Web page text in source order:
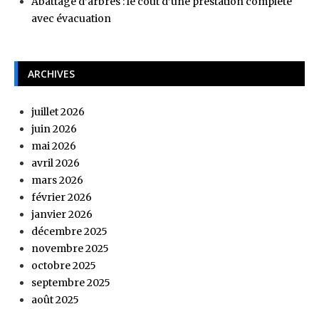
avec évacuation
ARCHIVES
juillet 2026
juin 2026
mai 2026
avril 2026
mars 2026
février 2026
janvier 2026
décembre 2025
novembre 2025
octobre 2025
septembre 2025
août 2025